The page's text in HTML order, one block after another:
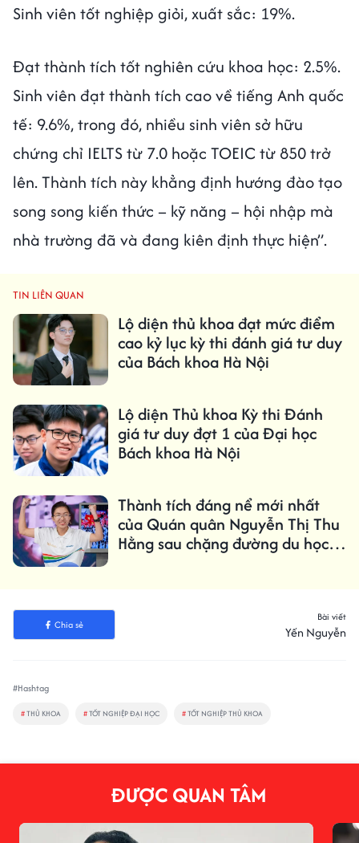
Sinh viên tốt nghiệp giỏi, xuất sắc: 19%.
Đạt thành tích tốt nghiên cứu khoa học: 2.5%.
Sinh viên đạt thành tích cao về tiếng Anh quốc
tế: 9.6%, trong đó, nhiều sinh viên sở hữu
chứng chỉ IELTS từ 7.0 hoặc TOEIC từ 850 trở
lên. Thành tích này khẳng định hướng đào tạo
song song kiến thức – kỹ năng – hội nhập mà
nhà trường đã và đang kiên định thực hiện”.
TIN LIÊN QUAN
Lộ diện thủ khoa đạt mức điểm
cao kỷ lục kỳ thi đánh giá tư duy
của Bách khoa Hà Nội
Lộ diện Thủ khoa Kỳ thi Đánh
giá tư duy đợt 1 của Đại học
Bách khoa Hà Nội
Thành tích đáng nể mới nhất
của Quán quân Nguyễn Thị Thu
Hằng sau chặng đường du học
Chia sẻ
Bài viết
Yến Nguyễn
#Hashtag
#THỦ KHOA #TỐT NGHIỆP ĐẠI HỌC #TỐT NGHIỆP THỦ KHOA
ĐƯỢC QUAN TÂM